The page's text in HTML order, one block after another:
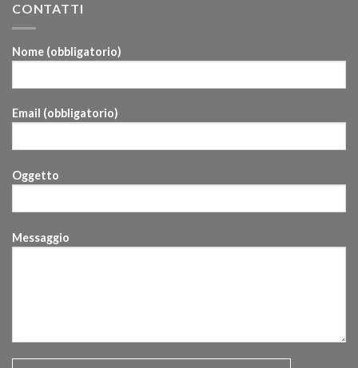
CONTATTI
Nome (obbligatorio)
Email (obbligatorio)
Oggetto
Messaggio